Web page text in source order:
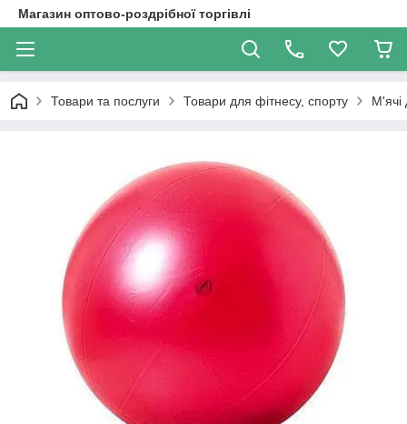
Магазин оптово-роздрібної торгівлі
Товари та послуги Товари для фітнесу, спорту М'ячі